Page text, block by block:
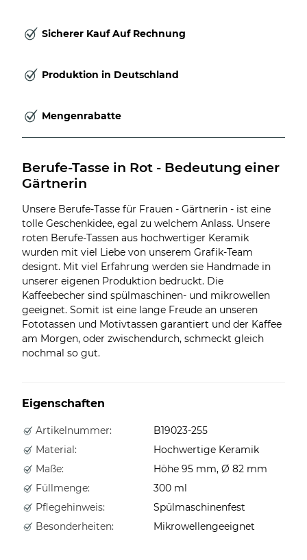
Sicherer Kauf Auf Rechnung
Produktion in Deutschland
Mengenrabatte
Berufe-Tasse in Rot - Bedeutung einer
Gärtnerin
Unsere Berufe-Tasse für Frauen - Gärtnerin - ist eine
tolle Geschenkidee, egal zu welchem Anlass. Unsere
roten Berufe-Tassen aus hochwertiger Keramik
wurden mit viel Liebe von unserem Grafik-Team
designt. Mit viel Erfahrung werden sie Handmade in
unserer eigenen Produktion bedruckt. Die
Kaffeebecher sind spülmaschinen- und mikrowellen
geeignet. Somit ist eine lange Freude an unseren
Fototassen und Motivtassen garantiert und der Kaffee
am Morgen, oder zwischendurch, schmeckt gleich
nochmal so gut.
Eigenschaften
Artikelnummer:
B19023-255
Material:
Hochwertige Keramik
Maße:
Höhe 95 mm, Ø 82 mm
Füllmenge:
300 ml
Pflegehinweis:
Spülmaschinenfest
Besonderheiten:
Mikrowellengeeignet